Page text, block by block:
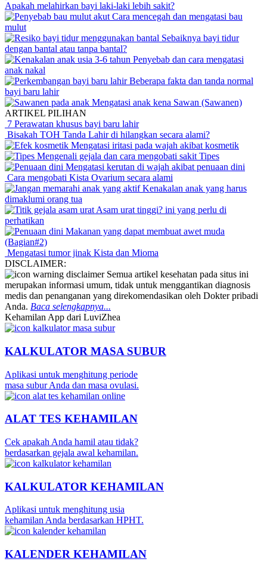
Apakah melahirkan bayi laki-laki lebih sakit?
Cara mencegah dan mengatasi bau
mulut
Sebaiknya bayi tidur
dengan bantal atau tanpa bantal?
Penyebab dan cara mengatasi
anak nakal
Beberapa fakta dan tanda normal
bayi baru lahir
Mengatasi anak kena Sawan (Sawanen)
ARTIKEL PILIHAN
7 Perawatan khusus bayi baru lahir
Bisakah TOH Tanda Lahir di hilangkan secara alami?
Mengatasi iritasi pada wajah akibat kosmetik
Mengenali gejala dan cara mengobati sakit Tipes
Mengatasi kerutan di wajah akibat penuaan dini
Cara mengobati Kista Ovarium secara alami
Kenakalan anak yang harus
dimaklumi orang tua
Asam urat tinggi? ini yang perlu di
perhatikan
Makanan yang dapat membuat awet muda
(Bagian#2)
Mengatasi tumor jinak Kista dan Mioma
DISCLAIMER:
Semua artikel kesehatan pada situs ini
merupakan informasi umum, tidak untuk menggantikan diagnosis
medis dan penanganan yang direkomendasikan oleh Dokter pribadi
Anda. Baca selengkapnya...
Kehamilan App dari LuviZhea
KALKULATOR MASA SUBUR
Aplikasi untuk menghitung periode
masa subur Anda dan masa ovulasi.
ALAT TES KEHAMILAN
Cek apakah Anda hamil atau tidak?
berdasarkan gejala awal kehamilan.
KALKULATOR KEHAMILAN
Aplikasi untuk menghitung usia
kehamilan Anda berdasarkan HPHT.
KALENDER KEHAMILAN